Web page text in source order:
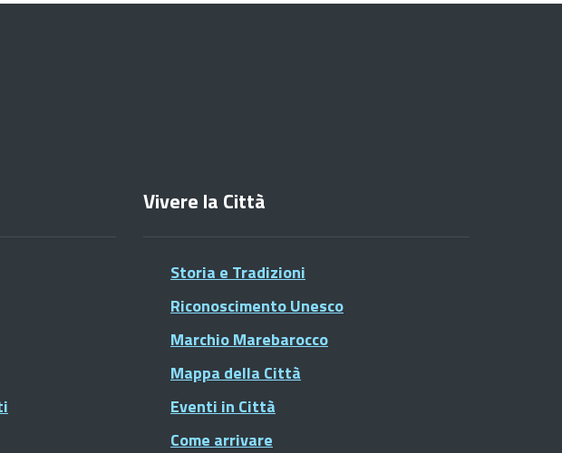
Vivere la Città
Storia e Tradizioni
Riconoscimento Unesco
Marchio Marebarocco
Mappa della Città
Eventi in Città
Come arrivare